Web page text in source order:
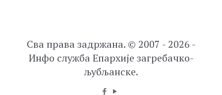
Сва права задржана. © 2007 - 2026 -
Инфо служба Епархије загребачко-
љубљанске.